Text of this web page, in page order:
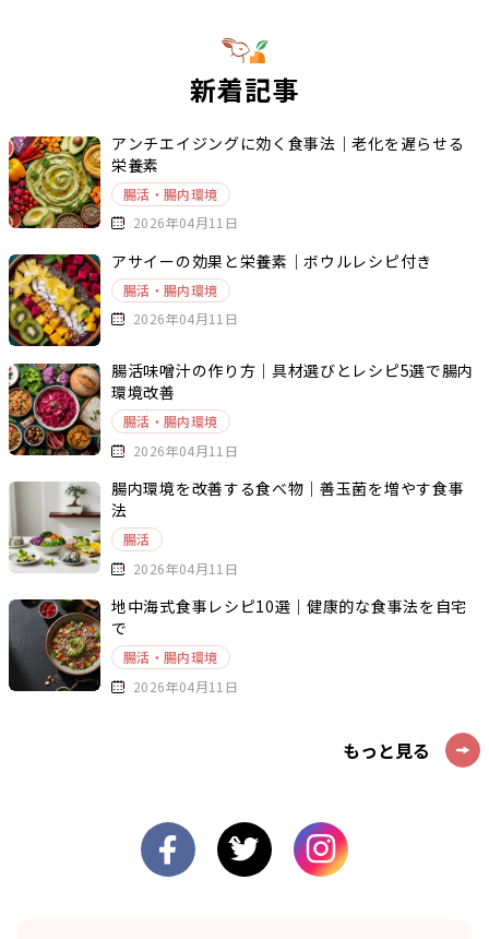
新着記事
アンチエイジングに効く食事法｜老化を遅らせる
栄養素
腸活・腸内環境
2026年04月11日
アサイーの効果と栄養素｜ボウルレシピ付き
腸活・腸内環境
2026年04月11日
腸活味噌汁の作り方｜具材選びとレシピ5選で腸内
環境改善
腸活・腸内環境
2026年04月11日
腸内環境を改善する食べ物｜善玉菌を増やす食事
法
腸活
2026年04月11日
地中海式食事レシピ10選｜健康的な食事法を自宅
で
腸活・腸内環境
2026年04月11日
もっと見る